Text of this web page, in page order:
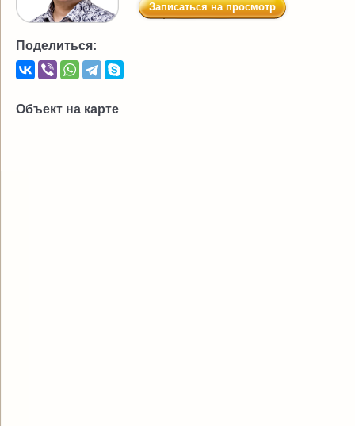
Записаться на просмотр
Поделиться:
Объект на карте